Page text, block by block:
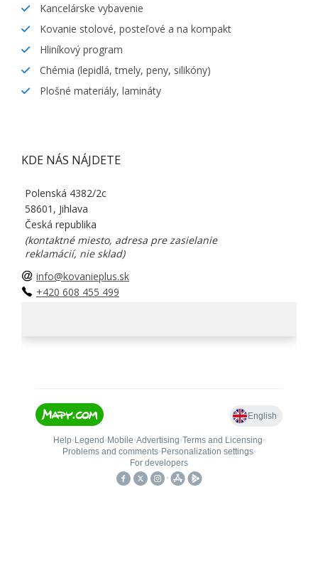
Kancelárske vybavenie
Kovanie stolové, posteľové a na kompakt
Hliníkový program
Chémia (lepidlá, tmely, peny, silikóny)
Plošné materiály, lamináty
KDE NÁS NÁJDETE
Polenská 4382/2c
58601, Jihlava
Česká republika
(kontaktné miesto, adresa pre zasielanie
reklamácií, nie sklad)
info@kovanieplus.sk
+420 608 455 499